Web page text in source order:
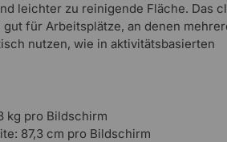
leichter zu reinigende Fläche. Das
für Arbeitsplätze, an denen
nutzen, wie in aktivitätsbasierten
kg pro Bildschirm
87,3 cm pro Bildschirm